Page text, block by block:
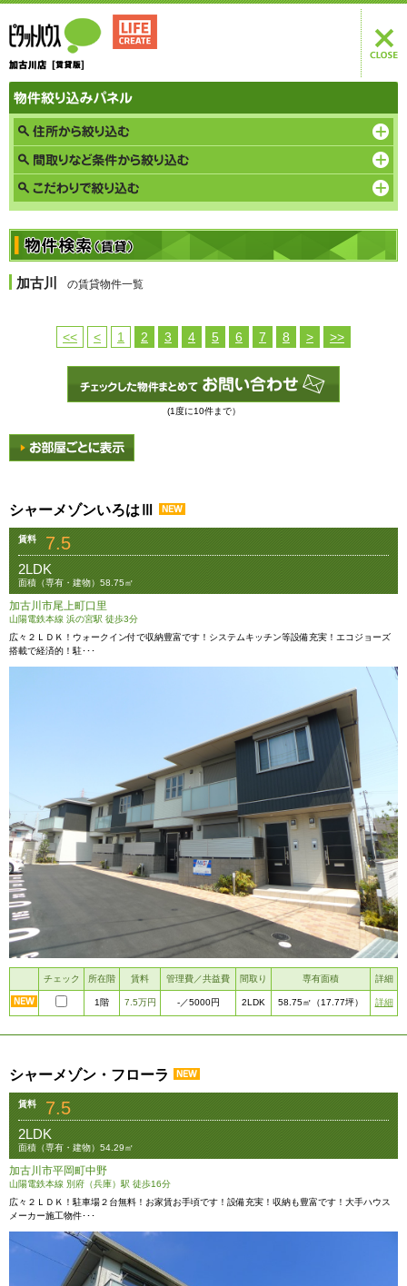
加古川 の賃貸物件一覧
<< < 1 2 3 4 5 6 7 8 > >>
(1度に10件まで）
シャーメゾンいろはⅢ
賃料 7.5
2LDK
面積（専有・建物）58.75㎡
加古川市尾上町口里
山陽電鉄本線 浜の宮駅 徒歩3分
広々２ＬＤＫ！ウォークイン付で収納豊富です！システムキッチン等設備充実！エコジョーズ
搭載で経済的！駐･･･
チェック 所在階 賃料 管理費／共益費 間取り 専有面積 詳細
1階 7.5万円 -／5000円 2LDK 58.75㎡ （17.77坪） 詳細
シャーメゾン・フローラ
賃料 7.5
2LDK
面積（専有・建物）54.29㎡
加古川市平岡町中野
山陽電鉄本線 別府（兵庫）駅 徒歩16分
広々２ＬＤＫ！駐車場２台無料！お家賃お手頃です！設備充実！収納も豊富です！大手ハウス
メーカー施工物件･･･